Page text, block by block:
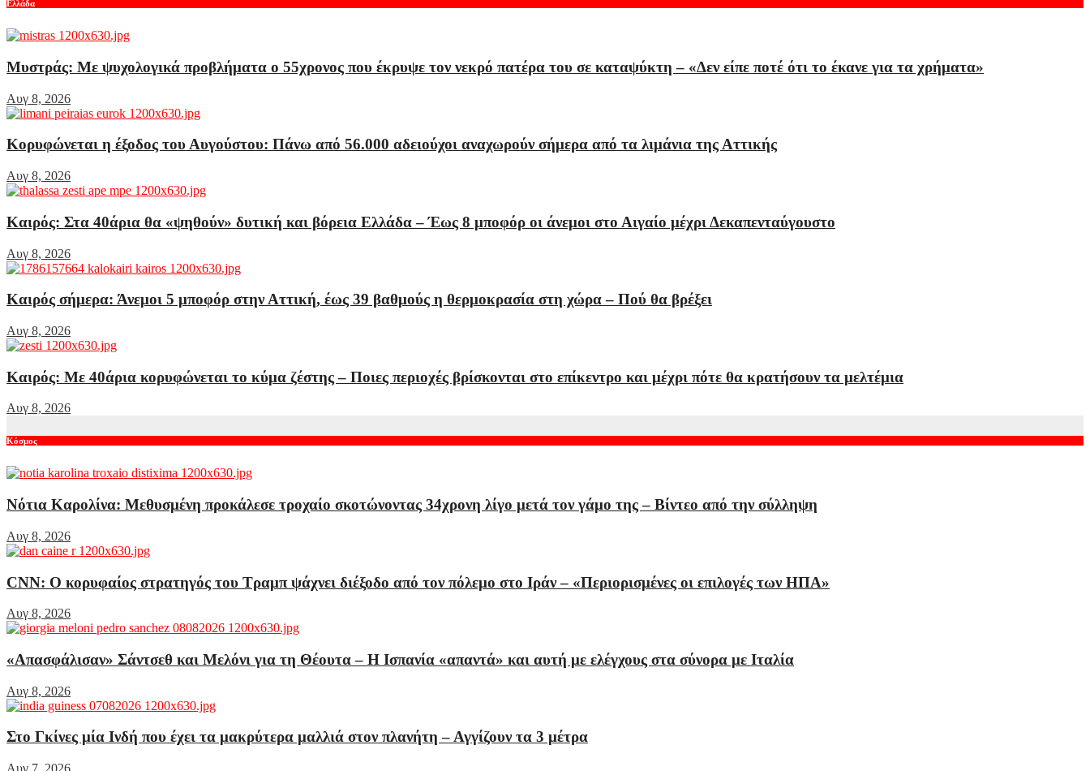
Ελλάδα
Μυστράς: Με ψυχολογικά προβλήματα ο 55χρονος που έκρυψε τον νεκρό πατέρα του σε καταψύκτη – «Δεν είπε ποτέ ότι το έκανε για τα χρήματα»
Αυγ 8, 2026
Κορυφώνεται η έξοδος του Αυγούστου: Πάνω από 56.000 αδειούχοι αναχωρούν σήμερα από τα λιμάνια της Αττικής
Αυγ 8, 2026
Καιρός: Στα 40άρια θα «ψηθούν» δυτική και βόρεια Ελλάδα – Έως 8 μποφόρ οι άνεμοι στο Αιγαίο μέχρι Δεκαπενταύγουστο
Αυγ 8, 2026
Καιρός σήμερα: Άνεμοι 5 μποφόρ στην Αττική, έως 39 βαθμούς η θερμοκρασία στη χώρα – Πού θα βρέξει
Αυγ 8, 2026
Καιρός: Με 40άρια κορυφώνεται το κύμα ζέστης – Ποιες περιοχές βρίσκονται στο επίκεντρο και μέχρι πότε θα κρατήσουν τα μελτέμια
Αυγ 8, 2026
Κόσμος
Νότια Καρολίνα: Μεθυσμένη προκάλεσε τροχαίο σκοτώνοντας 34χρονη λίγο μετά τον γάμο της – Βίντεο από την σύλληψη
Αυγ 8, 2026
CNN: Ο κορυφαίος στρατηγός του Τραμπ ψάχνει διέξοδο από τον πόλεμο στο Ιράν – «Περιορισμένες οι επιλογές των ΗΠΑ»
Αυγ 8, 2026
«Απασφάλισαν» Σάντσεθ και Μελόνι για τη Θέουτα – Η Ισπανία «απαντά» και αυτή με ελέγχους στα σύνορα με Ιταλία
Αυγ 8, 2026
Στο Γκίνες μία Ινδή που έχει τα μακρύτερα μαλλιά στον πλανήτη – Αγγίζουν τα 3 μέτρα